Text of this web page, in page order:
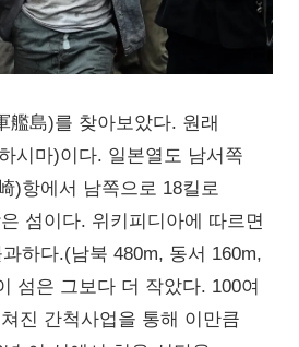
艦島)를 찾아보았다. 원래
시마)이다. 일본열도 남서쪽
)항에서 남쪽으로 18킬로
섬이다. 위키피디아에 따르면
하다.(남북 480m, 동서 160m,
섬은 그보다 더 작았다. 100여
진 간척사업을 통해 이만큼